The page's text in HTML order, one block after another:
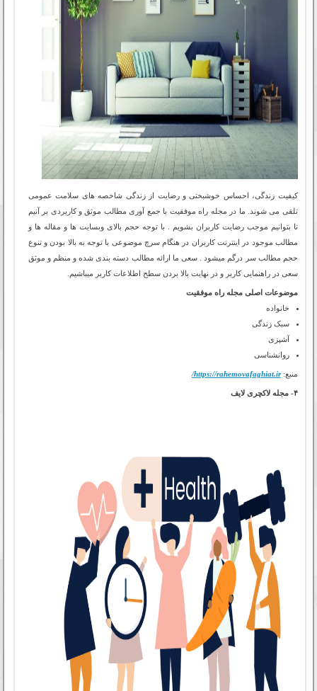
کیفیت زندگی، احساس خوشبختی و رضایت از زندگی شاخص­ه های سلامت عمومی
تلقی می­ شوند. ما در مجله راه موفقیت با جمع آوری مطالب موثق و کاربردی بر آنیم
تا بتوانیم موجب رضایت کاربران بشویم . با توجه حجم بالای وبسایت ها و مقاله ها و
مطالب موجود در اینترنت کاربران در هنگام سرچ موضوعی با توجه به بالا بودن و تنوع
حجم مطالب سر درگم میشود . سعی ما ارائه مطالب دسته بندی شده و منظم و موثق
سعی در راهنمایی کاربر و در نهایت بالا بردن سطح اطلاعات کاربر میباشیم.
موضوعات اصلی مجله راه موفقیت
خانواده
سبک زندگی
آشپزی
روانشناسی
منبع:https://rahemovafaghiat.ir/
۴- مجله لاکچری لایف